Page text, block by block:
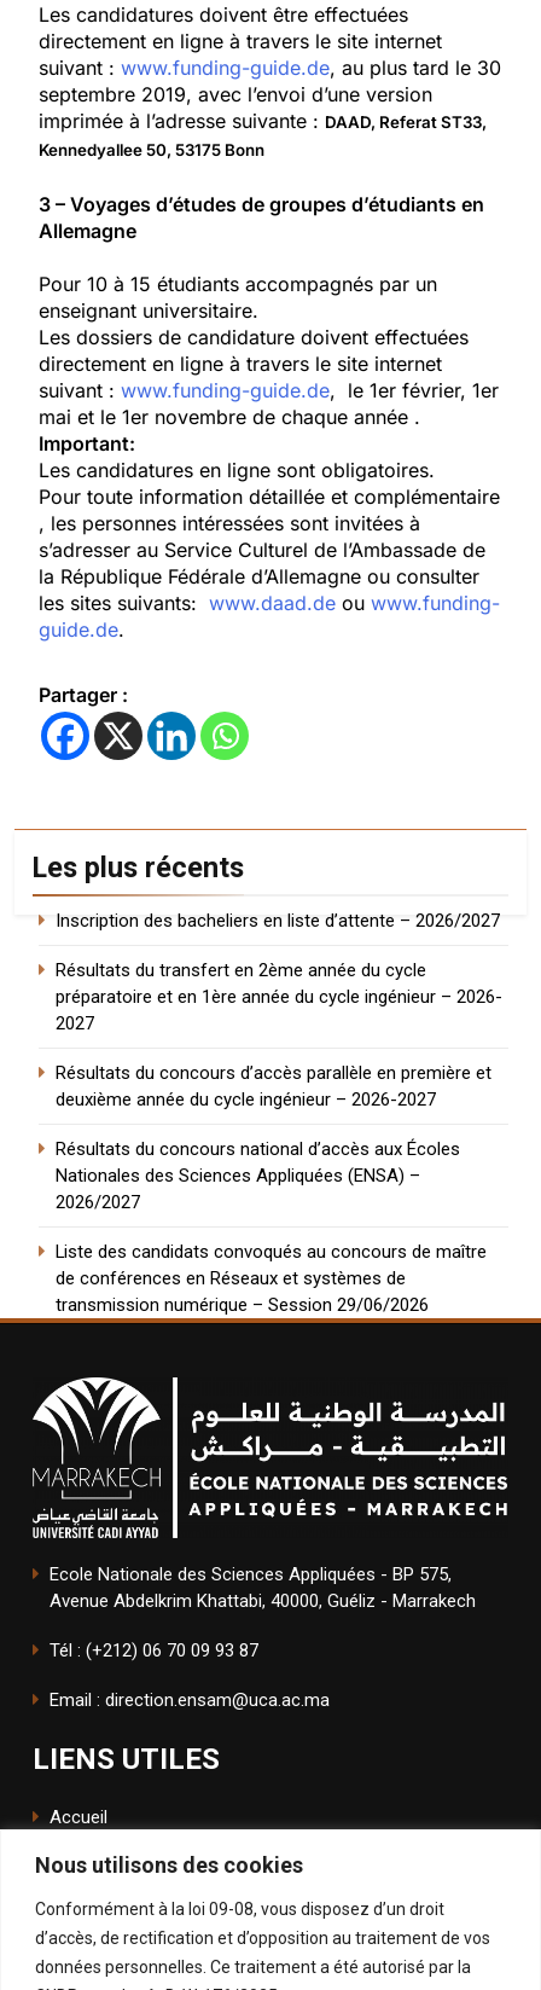
Nous utilisons des cookies
Conformément à la loi 09-08, vous disposez d’un droit
d’accès, de rectification et d’opposition au traitement de vos
données personnelles. Ce traitement a été autorisé par la
Les candidatures doivent être effectuées
directement en ligne à travers le site internet
suivant : www.funding-guide.de, au plus tard le 30
septembre 2019, avec l’envoi d’une version
imprimée à l’adresse suivante : DAAD, Referat ST33,
Kennedyallee 50, 53175 Bonn
3 – Voyages d’études de groupes d’étudiants en
Allemagne
Pour 10 à 15 étudiants accompagnés par un
enseignant universitaire.
Les dossiers de candidature doivent effectuées
directement en ligne à travers le site internet
suivant : www.funding-guide.de, le 1er février, 1er
mai et le 1er novembre de chaque année .
Important:
Les candidatures en ligne sont obligatoires.
Pour toute information détaillée et complémentaire
, les personnes intéressées sont invitées à
s’adresser au Service Culturel de l’Ambassade de
la République Fédérale d’Allemagne ou consulter
les sites suivants: www.daad.de ou www.funding-
guide.de.
Partager :
Les plus récents
Inscription des bacheliers en liste d’attente – 2026/2027
Résultats du transfert en 2ème année du cycle
préparatoire et en 1ère année du cycle ingénieur – 2026-
2027
Résultats du concours d’accès parallèle en première et
deuxième année du cycle ingénieur – 2026-2027
Résultats du concours national d’accès aux Écoles
Nationales des Sciences Appliquées (ENSA) –
2026/2027
Liste des candidats convoqués au concours de maître
de conférences en Réseaux et systèmes de
transmission numérique – Session 29/06/2026
Ecole Nationale des Sciences Appliquées - BP 575,
Avenue Abdelkrim Khattabi, 40000, Guéliz - Marrakech
Tél : (+212) 06 70 09 93 87
Email : direction.ensam@uca.ac.ma
LIENS UTILES
Accueil
L'école
ENSApp
SUIVEZ NOUS